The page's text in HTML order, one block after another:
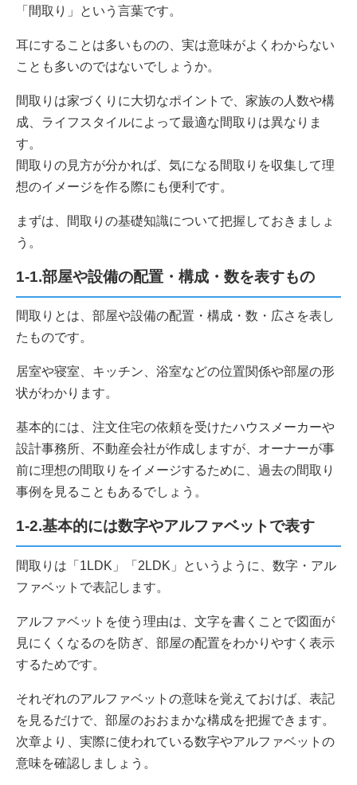
「間取り」という言葉です。
耳にすることは多いものの、実は意味がよくわからない
ことも多いのではないでしょうか。
間取りは家づくりに大切なポイントで、家族の人数や構
成、ライフスタイルによって最適な間取りは異なりま
す。
間取りの見方が分かれば、気になる間取りを収集して理
想のイメージを作る際にも便利です。
まずは、間取りの基礎知識について把握しておきましょ
う。
1-1.部屋や設備の配置・構成・数を表すもの
間取りとは、部屋や設備の配置・構成・数・広さを表し
たものです。
居室や寝室、キッチン、浴室などの位置関係や部屋の形
状がわかります。
基本的には、注文住宅の依頼を受けたハウスメーカーや
設計事務所、不動産会社が作成しますが、オーナーが事
前に理想の間取りをイメージするために、過去の間取り
事例を見ることもあるでしょう。
1-2.基本的には数字やアルファベットで表す
間取りは「1LDK」「2LDK」というように、数字・アル
ファベットで表記します。
アルファベットを使う理由は、文字を書くことで図面が
見にくくなるのを防ぎ、部屋の配置をわかりやすく表示
するためです。
それぞれのアルファベットの意味を覚えておけば、表記
を見るだけで、部屋のおおまかな構成を把握できます。
次章より、実際に使われている数字やアルファベットの
意味を確認しましょう。